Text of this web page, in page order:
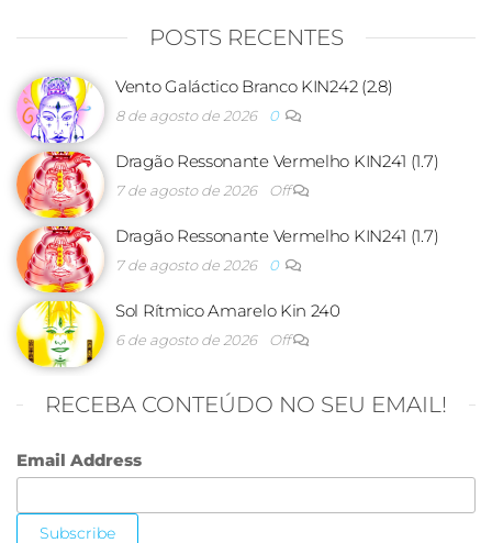
POSTS RECENTES
Vento Galáctico Branco KIN242 (2.8)
8 de agosto de 2026 0
Dragão Ressonante Vermelho KIN241 (1.7)
7 de agosto de 2026 Off
Dragão Ressonante Vermelho KIN241 (1.7)
7 de agosto de 2026 0
Sol Rítmico Amarelo Kin 240
6 de agosto de 2026 Off
RECEBA CONTEÚDO NO SEU EMAIL!
Email Address